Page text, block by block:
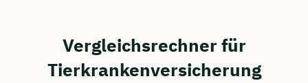
Vergleichsrechner für
Tierkrankenversicherung